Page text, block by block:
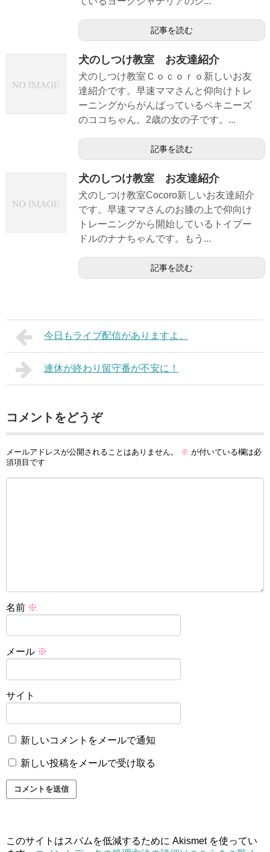
記事を読む
犬のしつけ教室 お友達紹介
犬のしつけ教室Ｃｏｃｏｒｏ新しいお友
達紹介です。早速ママさんと仰向けトレ
ーニングからがんばっているペキニーズ
のココちゃん。2歳の女の子です。...
記事を読む
犬のしつけ教室 お友達紹介
犬のしつけ教室Cocoro新しいお友達紹介
です。早速ママさんのお膝の上で仰向け
トレーニングから開始しているトイプー
ドルのナナちゃんです。もう...
記事を読む
今日もライブ配信がありますよ。
連休が終わり留守番が不安に！
コメントをどうぞ
メールアドレスが公開されることはありません。 ※ が付いている欄は必
須項目です
名前 ※
メール ※
サイト
新しいコメントをメールで通知
新しい投稿をメールで受け取る
このサイトはスパムを低減するために Akismet を使ってい